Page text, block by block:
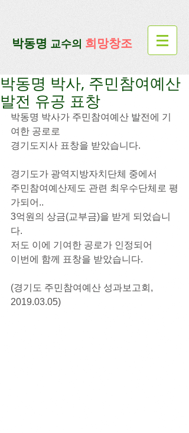
​박동명 교수의 희망창조
박동명 박사, 주민참여예산
발전 유공 표창
박동명 박사가 주민참여예산 발전에 기
여한 공로로
경기도지사 표창을 받았습니다.
경기도가 광역지방자치단체 중에서
주민참여예산제도 관련 최우수단체로 평
가되어..
3억원의 상금(교부금)을 받게 되었습니
다.
저도 이에 기여한 공로가 인정되어
이번에 함께 표창을 받았습니다.
(경기도 주민참여예산 성과보고회,
2019.03.05)